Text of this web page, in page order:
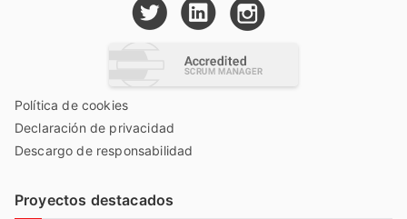
Política de cookies
Declaración de privacidad
Descargo de responsabilidad
Proyectos destacados